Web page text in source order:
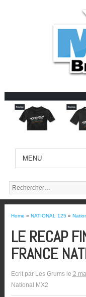
Home » NATIONAL 125»
LE RECAP
FRANCE
Ecrit par Les Grumsle 2
National MX2